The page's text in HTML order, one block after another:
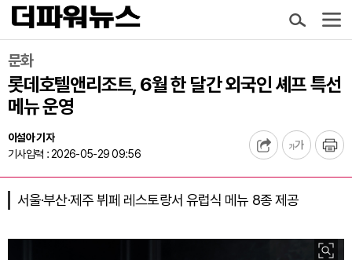
문화
롯데호텔앤리조트, 6월 한 달간 외국인 셰프 특선
메뉴 운영
이설아 기자
기사입력 : 2026-05-29 09:56
서울·부산·제주 뷔페 레스토랑서 유럽식 메뉴 8종 제공